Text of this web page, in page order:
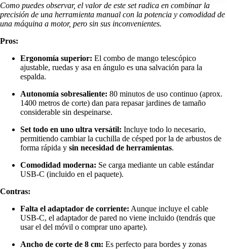
Como puedes observar, el valor de este set radica en combinar la
precisión de una herramienta manual con la potencia y comodidad de
una máquina a motor, pero sin sus inconvenientes.
Pros:
Ergonomía superior: El combo de mango telescópico
ajustable, ruedas y asa en ángulo es una salvación para la
espalda.
Autonomía sobresaliente: 80 minutos de uso continuo (aprox.
1400 metros de corte) dan para repasar jardines de tamaño
considerable sin despeinarse.
Set todo en uno ultra versátil: Incluye todo lo necesario,
permitiendo cambiar la cuchilla de césped por la de arbustos de
forma rápida y sin necesidad de herramientas.
Comodidad moderna: Se carga mediante un cable estándar
USB-C (incluido en el paquete).
Contras:
Falta el adaptador de corriente: Aunque incluye el cable
USB-C, el adaptador de pared no viene incluido (tendrás que
usar el del móvil o comprar uno aparte).
Ancho de corte de 8 cm: Es perfecto para bordes y zonas